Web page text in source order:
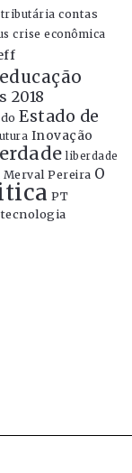
contas
crise econômica
educação
2018
Estado de
Inovação
liberdade
Merval Pereira O
PT
tecnologia